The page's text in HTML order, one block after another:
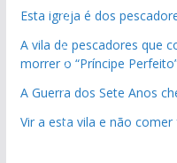
Esta igreja é dos
A vila de pescadores que
morrer o “Príncipe
A Guerra dos Sete Anos
Vir a esta vila e não
e
u
r
o
s
d
e
a
l
g
c
a
d
a
.
s
e
p
õ
e
á
t
i
c
a
d
o
d
i
:
t
o
d
o
i
o
d
o
d
a
o
d
o
d
a
V
i
d
d